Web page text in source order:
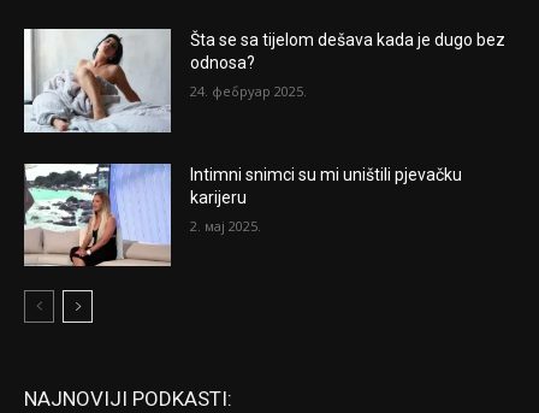
Šta se sa tijelom dešava kada je dugo bez
odnosa?
24. фебруар 2025.
Intimni snimci su mi uništili pjevačku
karijeru
2. мај 2025.
NAJNOVIJI PODKASTI: